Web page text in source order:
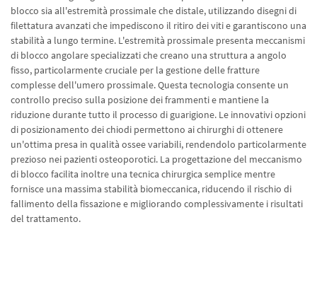
blocco sia all'estremità prossimale che distale, utilizzando disegni di
filettatura avanzati che impediscono il ritiro dei viti e garantiscono una
stabilità a lungo termine. L'estremità prossimale presenta meccanismi
di blocco angolare specializzati che creano una struttura a angolo
fisso, particolarmente cruciale per la gestione delle fratture
complesse dell'umero prossimale. Questa tecnologia consente un
controllo preciso sulla posizione dei frammenti e mantiene la
riduzione durante tutto il processo di guarigione. Le innovativi opzioni
di posizionamento dei chiodi permettono ai chirurghi di ottenere
un'ottima presa in qualità ossee variabili, rendendolo particolarmente
prezioso nei pazienti osteoporotici. La progettazione del meccanismo
di blocco facilita inoltre una tecnica chirurgica semplice mentre
fornisce una massima stabilità biomeccanica, riducendo il rischio di
fallimento della fissazione e migliorando complessivamente i risultati
del trattamento.